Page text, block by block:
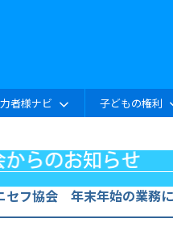
者様ナビ 子どもの権利
セフ協会 年末年始の業務